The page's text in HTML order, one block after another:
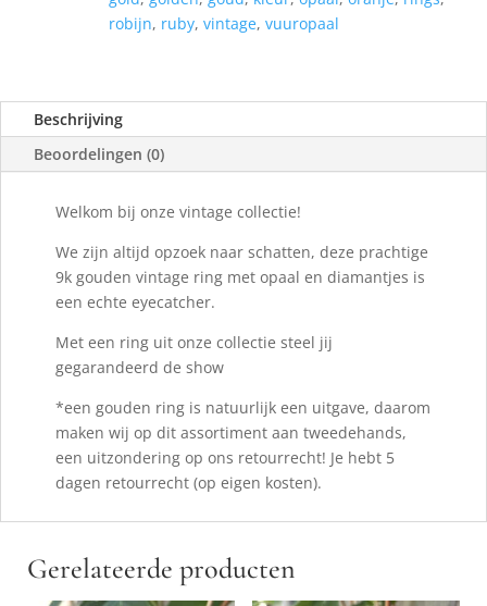
robijn, ruby, vintage, vuuropaal
Beschrijving
Beoordelingen (0)
Welkom bij onze vintage collectie!
We zijn altijd opzoek naar schatten, deze prachtige
9k gouden vintage ring met opaal en diamantjes is
een echte eyecatcher.
Met een ring uit onze collectie steel jij
gegarandeerd de show
*een gouden ring is natuurlijk een uitgave, daarom
maken wij op dit assortiment aan tweedehands,
een uitzondering op ons retourrecht! Je hebt 5
dagen retourrecht (op eigen kosten).
Gerelateerde producten